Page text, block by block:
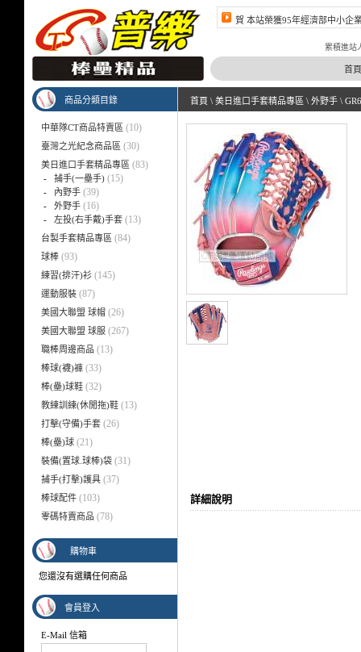
賀 本站榮獲96年經濟部中小企
賀 本站榮獲95年經濟部中小企
累積進站
首頁
商品分類目錄
中華隊CT商品特賣區 (10)
臺灣之光紀念商品區 (30)
美日進口手套精品專區 (83)
- 捕手(一壘手) (15)
- 內野手 (39)
- 外野手 (16)
- 左投(右手戴)手套 (13)
台製手套精品專區 (84)
球棒 (93)
練習(排汗)衫 (145)
運動服裝 (87)
美國大聯盟 球帽 (26)
美國大聯盟 球服 (267)
職棒周邊商品 (13)
棒球(襪)褲 (33)
棒(壘)球鞋 (32)
教練訓練(休閒拖)鞋 (13)
打擊(守備)手套 (26)
棒(壘)球 (21)
裝備(置球.球棒)袋 (31)
捕手(打擊)護具 (37)
棒球配件 (103)
零碼特賣商品 (78)
購物車
您還沒有選購任何商品
會員登入
E-Mail 信箱
首頁 \ 美日進口手套精品專區 \ 外野手 \
詳細說明